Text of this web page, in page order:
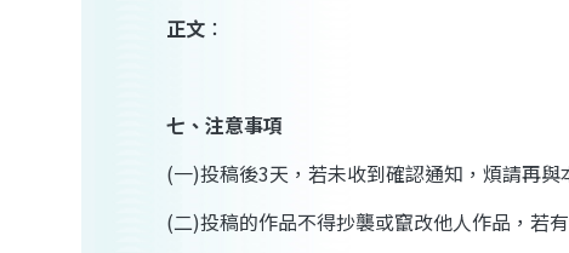
正文 ：
七、注意事項
(一)投稿後3天，若未收到確認通知，煩請再與
(二)投稿的作品不得抄襲或竄改他人作品，若